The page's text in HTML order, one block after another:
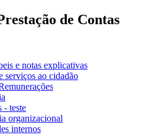
de Contas
e notas explicativas
serviços ao cidadão
- teste
organizacional
internos